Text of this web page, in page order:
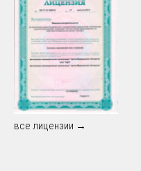
все лицензии →